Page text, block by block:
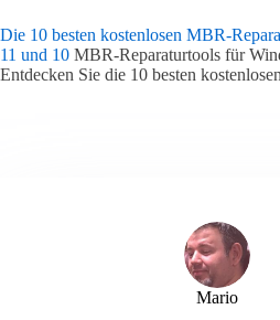
Die 10 besten kostenlosen MBR-
11 und 10 MBR-Reparaturtools für
Entdecken Sie die 10 besten
Mario